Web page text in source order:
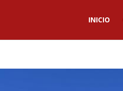
INICIO